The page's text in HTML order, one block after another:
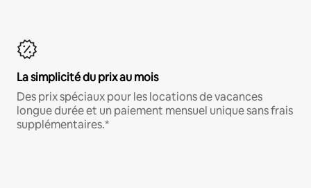
La simplicité du prix au mois
Des prix spéciaux pour les locations de vacances
longue durée et un paiement mensuel unique sans frais
supplémentaires.*